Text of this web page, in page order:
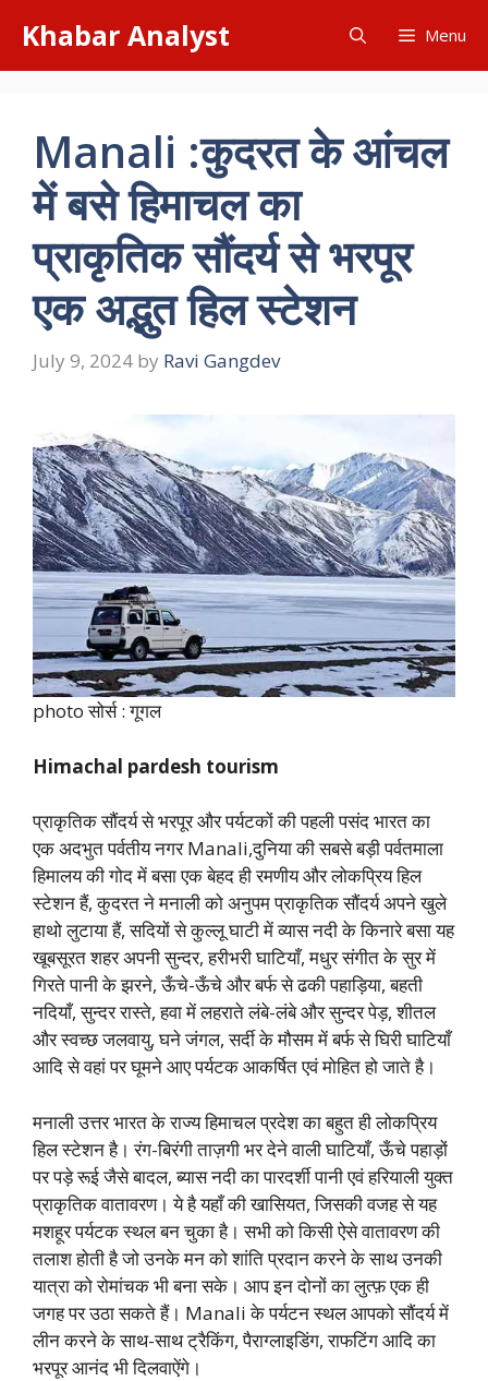
content
Khabar Analyst Menu
Manali :कुदरत के आंचल
में बसे हिमाचल का
प्राकृतिक सौंदर्य से भरपूर
एक अद्भुत हिल स्टेशन
July 9, 2024 by Ravi Gangdev
photo सोर्स : गूगल
Himachal pardesh tourism
प्राकृतिक सौंदर्य से भरपूर और पर्यटकों की पहली पसंद भारत का
एक अदभुत पर्वतीय नगर Manali,दुनिया की सबसे बड़ी पर्वतमाला
हिमालय की गोद में बसा एक बेहद ही रमणीय और लोकप्रिय हिल
स्टेशन हैं, कुदरत ने मनाली को अनुपम प्राकृतिक सौंदर्य अपने खुले
हाथो लुटाया हैं, सदियों से कुल्लू घाटी में व्यास नदी के किनारे बसा यह
खूबसूरत शहर अपनी सुन्दर, हरीभरी घाटियाँ, मधुर संगीत के सुर में
गिरते पानी के झरने, ऊँचे-ऊँचे और बर्फ से ढकी पहाड़िया, बहती
नदियाँ, सुन्दर रास्ते, हवा में लहराते लंबे-लंबे और सुन्दर पेड़, शीतल
और स्वच्छ जलवायु, घने जंगल, सर्दी के मौसम में बर्फ से घिरी घाटियाँ
आदि से वहां पर घूमने आए पर्यटक आकर्षित एवं मोहित हो जाते है।
मनाली उत्तर भारत के राज्य हिमाचल प्रदेश का बहुत ही लोकप्रिय
हिल स्टेशन है। रंग-बिरंगी ताज़गी भर देने वाली घाटियाँ, ऊँचे पहाड़ों
पर पड़े रूई जैसे बादल, ब्यास नदी का पारदर्शी पानी एवं हरियाली युक्त
प्राकृतिक वातावरण। ये है यहाँ की खासियत, जिसकी वजह से यह
मशहूर पर्यटक स्थल बन चुका है। सभी को किसी ऐसे वातावरण की
तलाश होती है जो उनके मन को शांति प्रदान करने के साथ उनकी
यात्रा को रोमांचक भी बना सके। आप इन दोनों का लुत्फ़ एक ही
जगह पर उठा सकते हैं। Manali के पर्यटन स्थल आपको सौंदर्य में
लीन करने के साथ-साथ ट्रैकिंग, पैराग्लाइडिंग, राफटिंग आदि का
भरपूर आनंद भी दिलवाऐंगे।